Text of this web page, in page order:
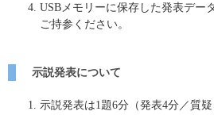
USBメモリーに保存した発表デー
ご持参ください。
示説発表について
示説発表は1題6分（発表4分／質